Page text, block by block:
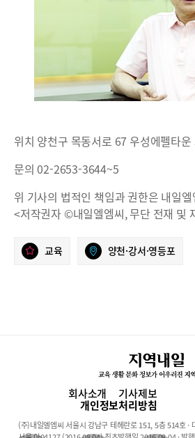
위치 양천구 목동서로 67 우성에펠타운
문의 02-2653-3644~5
위 기사의 법적인 책임과 권한은 내일
<저작권자 ©내일엘엠씨, 무단 전재 및
교육 양천·강서·영등포
회사소개 기사제보
개인정보처리방침
(주)내일엘엠씨 서울시 강남구 테헤란로 151, 5층 514호 ·